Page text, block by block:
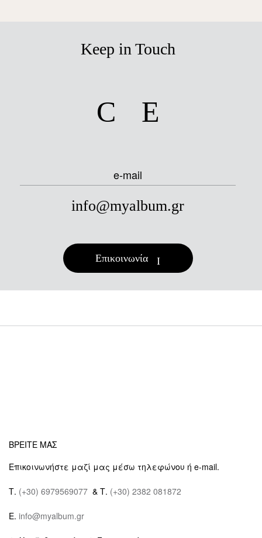
Keep in Touch
e-mail
info@myalbum.gr
Επικοινωνία
ΒΡΕΙΤΕ ΜΑΣ
Επικοινωνήστε μαζί μας μέσω τηλεφώνου ή e-mail.
Τ. (+30) 6979569077 & Τ. (+30) 2382 081872
E. info@myalbum.gr